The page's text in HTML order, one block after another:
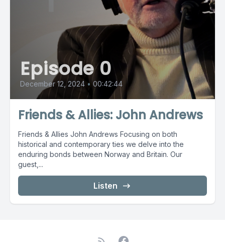
Episode 0
December 12, 2024 • 00:42:44
Friends & Allies: John Andrews
Friends & Allies John Andrews Focusing on both
historical and contemporary ties we delve into the
enduring bonds between Norway and Britain. Our
guest,...
Listen